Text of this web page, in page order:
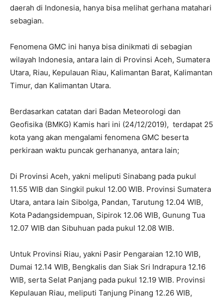
daerah di Indonesia, hanya bisa melihat gerhana matahari
sebagian.
Fenomena GMC ini hanya bisa dinikmati di sebagian
wilayah Indonesia, antara lain di Provinsi Aceh, Sumatera
Utara, Riau, Kepulauan Riau, Kalimantan Barat, Kalimantan
Timur, dan Kalimantan Utara.
Berdasarkan catatan dari Badan Meteorologi dan
Geofisika (BMKG) Kamis hari ini (24/12/2019), terdapat 25
kota yang akan mengalami fenomena GMC beserta
perkiraan waktu puncak gerhananya, antara lain;
Di Provinsi Aceh, yakni meliputi Sinabang pada pukul
11.55 WIB dan Singkil pukul 12.00 WIB. Provinsi Sumatera
Utara, antara lain Sibolga, Pandan, Tarutung 12.04 WIB,
Kota Padangsidempuan, Sipirok 12.06 WIB, Gunung Tua
12.07 WIB dan Sibuhuan pada pukul 12.08 WIB.
Untuk Provinsi Riau, yakni Pasir Pengaraian 12.10 WIB,
Dumai 12.14 WIB, Bengkalis dan Siak Sri Indrapura 12.16
WIB, serta Selat Panjang pada pukul 12.19 WIB. Provinsi
Kepulauan Riau, meliputi Tanjung Pinang 12.26 WIB,